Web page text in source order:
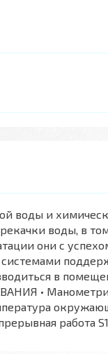
воды и
воды, в
они с
в
•
работа S1